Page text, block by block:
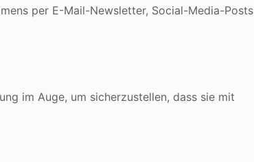
per E-Mail-Newsletter, Social-Media-Posts
im Auge, um sicherzustellen, dass sie mit